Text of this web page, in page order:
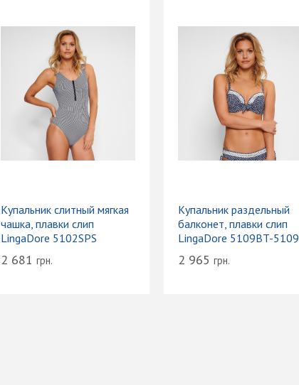
Купальник слитный мягкая
чашка, плавки слип
LingaDore 5102SPS
2 681 грн.
Купальник раздельный
балконет, плавки слип
LingaDore 5109BT-
2 965 грн.